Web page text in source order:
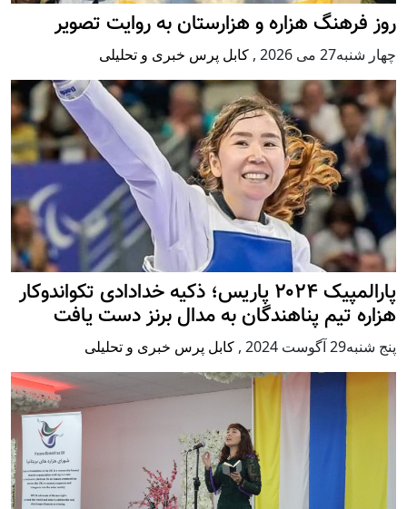
روز فرهنگ هزاره و هزارستان به روایت تصویر
چهار شنبه27 می 2026 , کابل پرس خبری و تحلیلی
پارالمپیک ۲۰۲۴ پاریس؛ ذکیه خدادادی تکواندوکار
هزاره تیم پناهندگان به مدال برنز دست یافت
پنج شنبه29 آگوست 2024 , کابل پرس خبری و تحلیلی